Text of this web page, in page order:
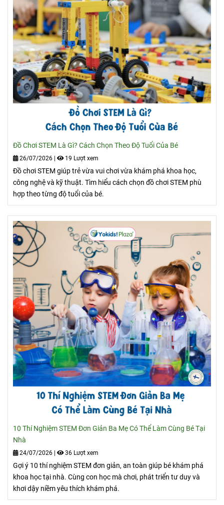
Đồ Chơi STEM Là Gì? Cách Chọn Theo Độ Tuổi Của Bé
26/07/2026 19 Lượt xem
Đồ chơi STEM giúp trẻ vừa vui chơi vừa khám phá khoa học,
công nghệ và kỹ thuật. Tìm hiểu cách chọn đồ chơi STEM phù
hợp theo từng độ tuổi của bé.
10 Thí Nghiệm STEM Đơn Giản Ba Mẹ Có Thể Làm Cùng Bé Tại
Nhà
24/07/2026 36 Lượt xem
Gợi ý 10 thí nghiệm STEM đơn giản, an toàn giúp bé khám phá
khoa học tại nhà. Cùng con học mà chơi, phát triển tư duy và
khơi dậy niềm yêu thích khám phá.